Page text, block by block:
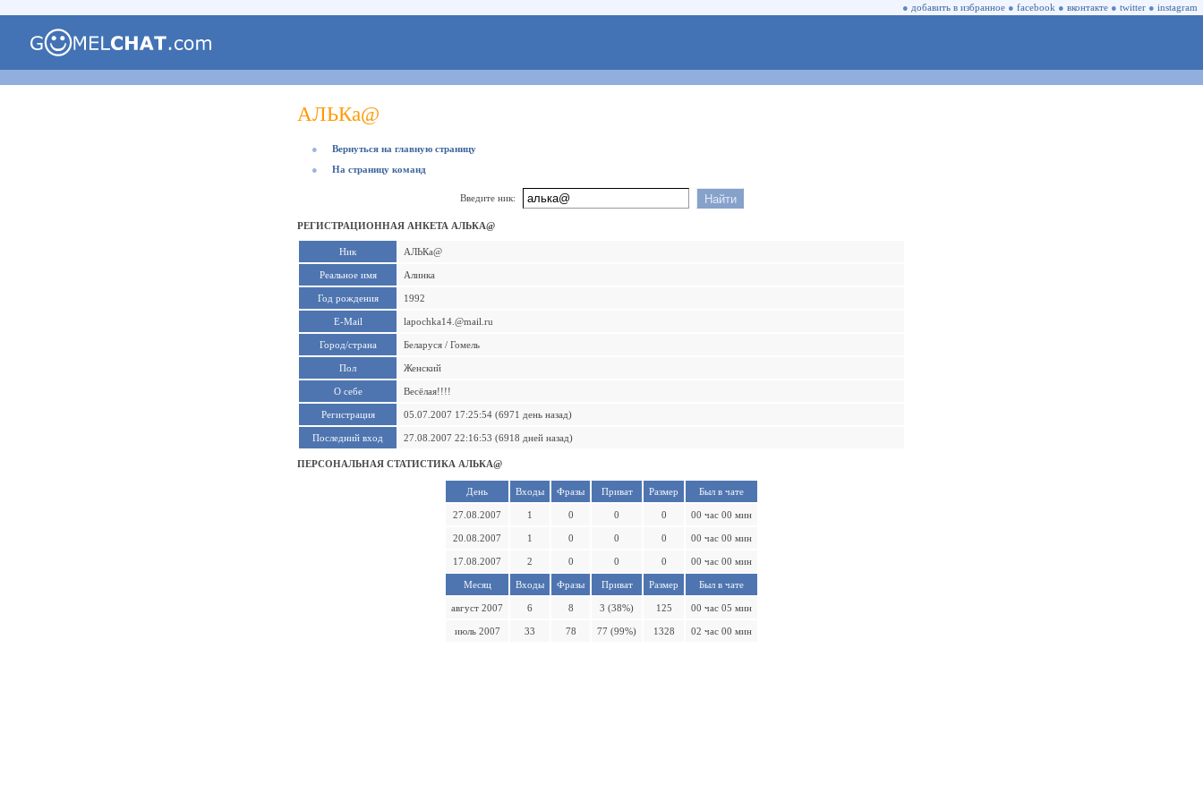
● добавить в избранное ● facebook ● вконтакте ● twitter ● instagram
АЛЬКа@
●
Вернуться на главную страницу
●
На страницу команд
Введите ник:
РЕГИСТРАЦИОННАЯ АНКЕТА АЛЬКА@
Ник АЛЬКа@
Реальное имя Алинка
Год рождения 1992
E-Mail lapochka14.@mail.ru
Город/страна Беларуся / Гомель
Пол Женский
О себе Весёлая!!!!
Регистрация 05.07.2007 17:25:54 (6971 день назад)
Последний вход 27.08.2007 22:16:53 (6918 дней назад)
ПЕРСОНАЛЬНАЯ СТАТИСТИКА АЛЬКА@
День Входы Фразы Приват Размер Был в чате
27.08.2007 1 0 0 0 00 час 00 мин
20.08.2007 1 0 0 0 00 час 00 мин
17.08.2007 2 0 0 0 00 час 00 мин
Месяц Входы Фразы Приват Размер Был в чате
август 2007 6 8 3 (38%) 125 00 час 05 мин
июль 2007 33 78 77 (99%) 1328 02 час 00 мин